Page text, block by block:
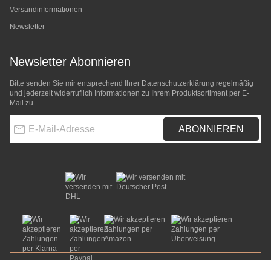
Versandinformationen
Newsletter
Newsletter Abonnieren
Bitte senden Sie mir entsprechend Ihrer Datenschutzerklärung regelmäßig
und jederzeit widerruflich Informationen zu Ihrem Produktsortiment per E-
Mail zu.
ABONNIEREN